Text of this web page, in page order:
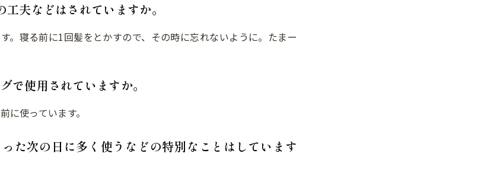
夫などはされていますか。
。寝る前に1回髪をとかすので、その時に忘れないように。たまー
で使用されていますか。
に使っています。
た次の日に多く使うなどの特別なことはしています